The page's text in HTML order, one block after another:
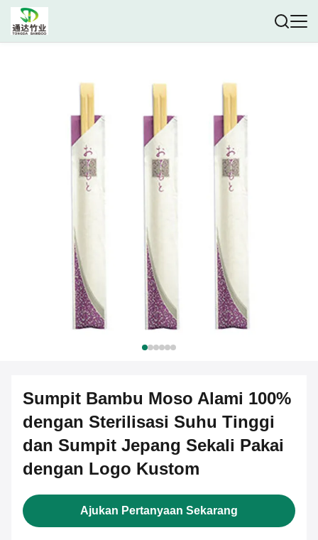
Sumpit Bambu Moso Alami 100%
dengan Sterilisasi Suhu Tinggi
dan Sumpit Jepang Sekali Pakai
dengan Logo Kustom
Ajukan Pertanyaan Sekarang